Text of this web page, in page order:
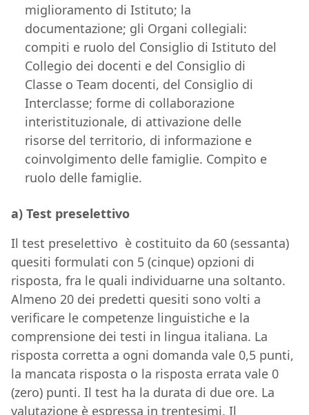
miglioramento di Istituto; la
documentazione; gli Organi collegiali:
compiti e ruolo del Consiglio di Istituto del
Collegio dei docenti e del Consiglio di
Classe o Team docenti, del Consiglio di
Interclasse; forme di collaborazione
interistituzionale, di attivazione delle
risorse del territorio, di informazione e
coinvolgimento delle famiglie. Compito e
ruolo delle famiglie.
a) Test preselettivo
Il test preselettivo è costituito da 60 (sessanta)
quesiti formulati con 5 (cinque) opzioni di
risposta, fra le quali individuarne una soltanto.
Almeno 20 dei predetti quesiti sono volti a
verificare le competenze linguistiche e la
comprensione dei testi in lingua italiana. La
risposta corretta a ogni domanda vale 0,5 punti,
la mancata risposta o la risposta errata vale 0
(zero) punti. Il test ha la durata di due ore. La
valutazione è espressa in trentesimi. Il